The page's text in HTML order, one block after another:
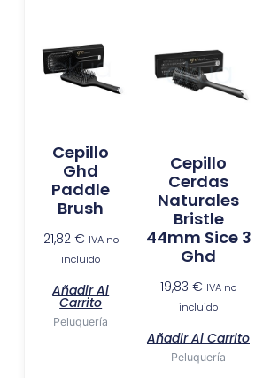
Cepillo
Ghd
Paddle
Brush
21,82 € IVA no
incluido
Añadir Al
Carrito
Peluquería
Cepillo
Cerdas
Naturales
Bristle
44mm Sice 3
Ghd
19,83 € IVA no
incluido
Añadir Al Carrito
Peluquería